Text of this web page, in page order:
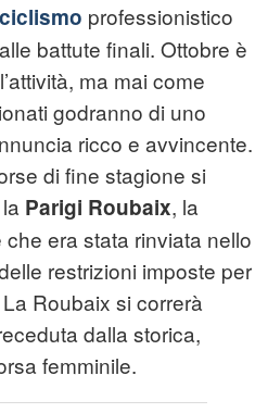
ciclismo professionistico
battute finali. Ottobre è
ma mai come
godranno di uno
ricco e avvincente.
di fine stagione si
Parigi Roubaix, la
era stata rinviata nello
restrizioni imposte per
Roubaix si correrà
dalla storica,
femminile.